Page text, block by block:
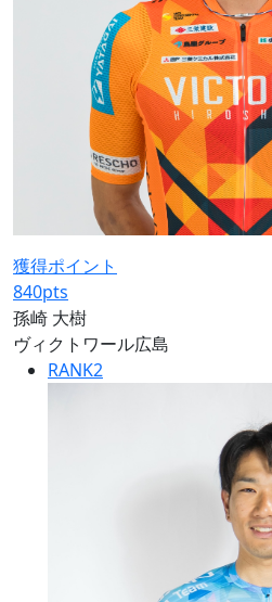
獲得ポイント
840pts
孫崎 大樹
ヴィクトワール広島
RANK2